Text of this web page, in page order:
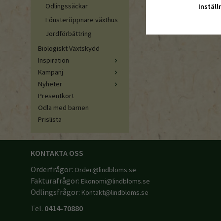
Odlingssäckar
Fönsteröppnare växthus
Jordförbättring
Biologiskt Växtskydd
Inspiration
Kampanj
Nyheter
Presentkort
Odla med barnen
Prislista
KONTAKTA OSS
Orderfrågor: Order@lindbloms.se
Fakturafrågor: Ekonomi@lindbloms.se
Odlingsfrågor: Kontakt@lindbloms.se
Tel. 0414-70880